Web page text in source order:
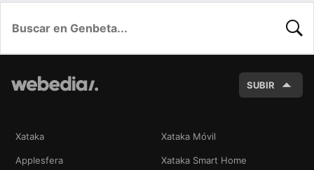
SUBIR
Xataka Xataka Móvil
Applesfera Xataka Smart Home